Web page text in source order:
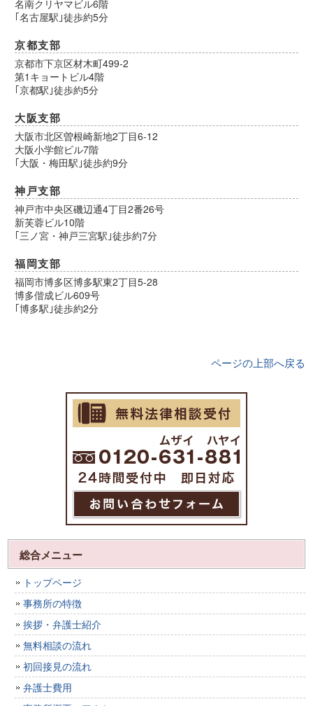
名南クリヤマビル6階
｢名古屋駅｣徒歩約5分
京都支部
京都市下京区材木町499-2
第1キョートビル4階
｢京都駅｣徒歩約5分
大阪支部
大阪市北区曽根崎新地2丁目6-12
大阪小学館ビル7階
｢大阪・梅田駅｣徒歩約9分
神戸支部
神戸市中央区磯辺通4丁目2番26号
新芙蓉ビル10階
｢三ノ宮・神戸三宮駅｣徒歩約7分
福岡支部
福岡市博多区博多駅東2丁目5-28
博多偕成ビル609号
｢博多駅｣徒歩約2分
ページの上部へ戻る
総合メニュー
トップページ
事務所の特徴
挨拶・弁護士紹介
無料相談の流れ
初回接見の流れ
弁護士費用